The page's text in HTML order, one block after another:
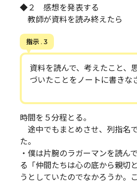
◆２ 感想を発表する
教師が資料を読み終えたら
指示 . 3
資料を読んで、考えたこと、
づいたことをノートに書きな
時間を５分程とる。
途中でもまとめさせ、列指名
た。
・僕は片腕のラガーマンを読ん
る「仲間たちは心の底から親切
うとしていたのでなかろうか。